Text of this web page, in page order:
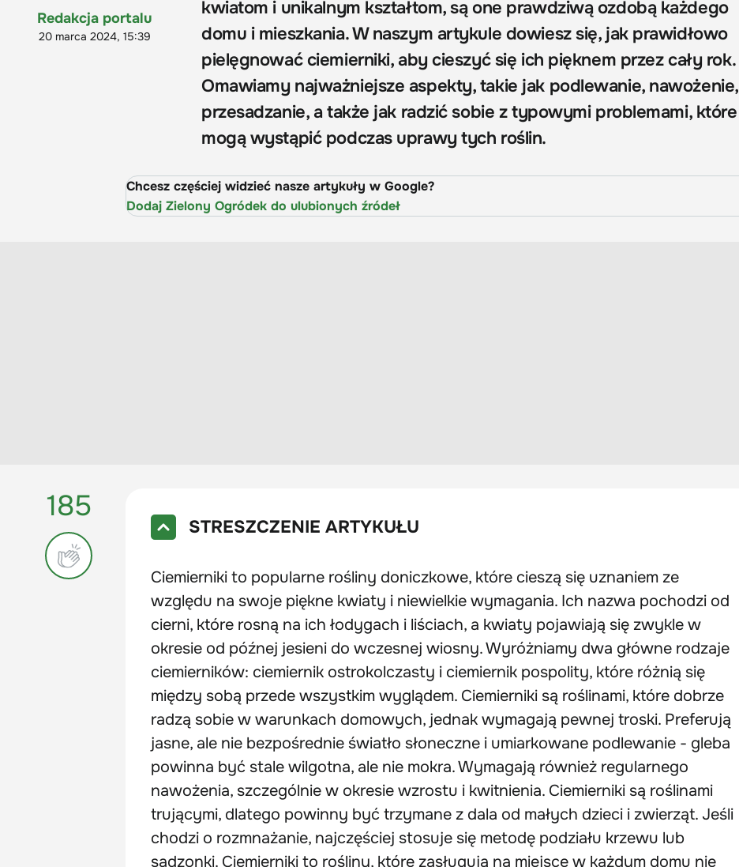
Redakcja portalu
20 marca 2024, 15:39
kwiatom i unikalnym kształtom, są one prawdziwą ozdobą każdego
domu i mieszkania. W naszym artykule dowiesz się, jak prawidłowo
pielęgnować ciemierniki, aby cieszyć się ich pięknem przez cały rok.
Omawiamy najważniejsze aspekty, takie jak podlewanie, nawożenie,
przesadzanie, a także jak radzić sobie z typowymi problemami, które
mogą wystąpić podczas uprawy tych roślin.
Chcesz częściej widzieć nasze artykuły w Google?
Dodaj Zielony Ogródek do ulubionych źródeł
185
STRESZCZENIE ARTYKUŁU
Ciemierniki to popularne rośliny doniczkowe, które cieszą się uznaniem ze
względu na swoje piękne kwiaty i niewielkie wymagania. Ich nazwa pochodzi od
cierni, które rosną na ich łodygach i liściach, a kwiaty pojawiają się zwykle w
okresie od późnej jesieni do wczesnej wiosny. Wyróżniamy dwa główne rodzaje
ciemierników: ciemiernik ostrokolczasty i ciemiernik pospolity, które różnią się
między sobą przede wszystkim wyglądem. Ciemierniki są roślinami, które dobrze
radzą sobie w warunkach domowych, jednak wymagają pewnej troski. Preferują
jasne, ale nie bezpośrednie światło słoneczne i umiarkowane podlewanie - gleba
powinna być stale wilgotna, ale nie mokra. Wymagają również regularnego
nawożenia, szczególnie w okresie wzrostu i kwitnienia. Ciemierniki są roślinami
trującymi, dlatego powinny być trzymane z dala od małych dzieci i zwierząt. Jeśli
chodzi o rozmnażanie, najczęściej stosuje się metodę podziału krzewu lub
sadzonki. Ciemierniki to rośliny, które zasługują na miejsce w każdym domu nie